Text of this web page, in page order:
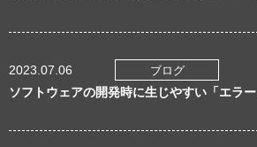
2023.07.06 ブログ
ソフトウェアの開発時に生じやすい「エラ